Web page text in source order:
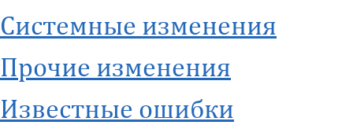
Системные изменения
Прочие изменения
Известные ошибки